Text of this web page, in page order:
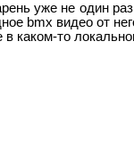
уже не один
bmx видео от
в каком-то